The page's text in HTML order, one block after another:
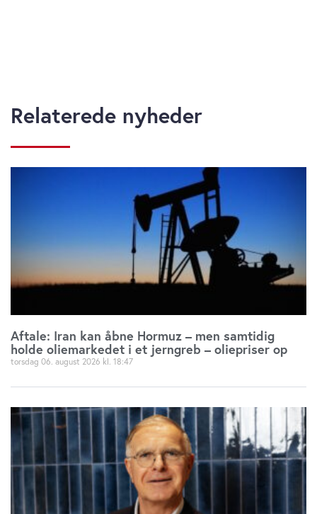
Relaterede nyheder
Aftale: Iran kan åbne Hormuz – men samtidig
holde oliemarkedet i et jerngreb – oliepriser op
torsdag 06. august 2026 18:47